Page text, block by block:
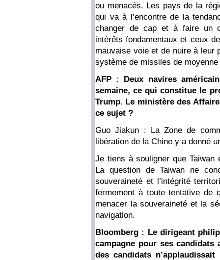
ou menacés. Les pays de la
qui va à l’encontre de la
changer de cap et à faire un
intérêts fondamentaux et ceux
mauvaise voie et de nuire à leur
système de missiles de
AFP : Deux navires
semaine, ce qui constitue le
Trump. Le ministère des
ce sujet ?
Guo Jiakun : La Zone de
libération de la Chine y a donné
Je tiens à souligner que Taiwan
La question de Taiwan ne
souveraineté et l’intégrité
fermement à toute tentative de
menacer la souveraineté et la
navigation.
Bloomberg : Le dirigeant
campagne pour ses candidats
des candidats